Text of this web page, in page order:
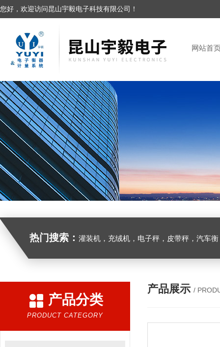
您好，欢迎访问昆山宇毅电子科技有限公司！
网站首
热门搜索： 灌装机，充绒机，电子秤，皮带秤，汽车
产品分类
PRODUCT CATEGORY
产品展示 /